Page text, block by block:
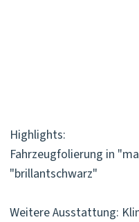
Highlights:
Fahrzeugfolierung in
"brillantschwarz"
Weitere Ausstattung: